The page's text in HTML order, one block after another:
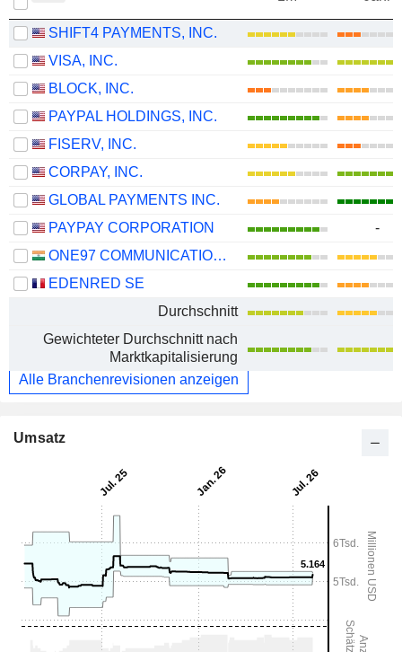
SHIFT4 PAYMENTS, INC.
VISA, INC.
BLOCK, INC.
PAYPAL HOLDINGS, INC.
FISERV, INC.
CORPAY, INC.
GLOBAL PAYMENTS INC.
PAYPAY CORPORATION
-
ONE97 COMMUNICATIONS LIMITED
EDENRED SE
Durchschnitt
Gewichteter Durchschnitt nach
Marktkapitalisierung
Alle Branchenrevisionen anzeigen
Umsatz